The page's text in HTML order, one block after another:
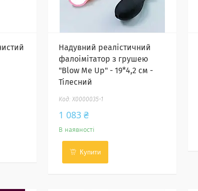
Надувний реалістичний
фалоімітатор з грушею
"Blow Me Up" - 19*4,2 см -
Тілесний
X0000035-1
1 083 ₴
В наявності
Купити